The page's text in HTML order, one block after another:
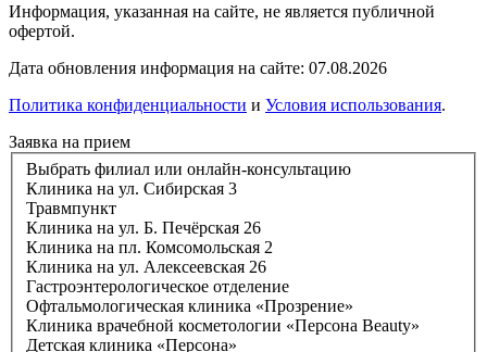
Информация, указанная на сайте, не является публичной
офертой.
Дата обновления информация на сайте: 07.08.2026
Политика конфиденциальности и Условия использования.
Заявка на прием
Выбрать филиал или онлайн-консультацию
Клиника на ул. Сибирская 3
Травмпункт
Клиника на ул. Б. Печёрская 26
Клиника на пл. Комсомольская 2
Клиника на ул. Алексеевская 26
Гастроэнтерологическое отделение
Офтальмологическая клиника «Прозрение»
Клиника врачебной косметологии «Персона Beauty»
Детская клиника «Персона»